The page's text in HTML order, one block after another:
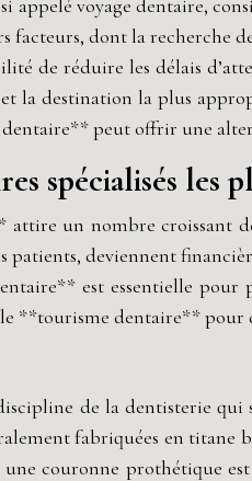
appelé voyage dentaire,
facteurs, dont la recherche
de réduire les délais
la destination la plus
peut offrir une
spécialisés
un nombre croissant
patients, deviennent
est essentielle pour
**tourisme dentaire** pour
de la dentisterie qui
fabriquées en titane
une couronne prothétique